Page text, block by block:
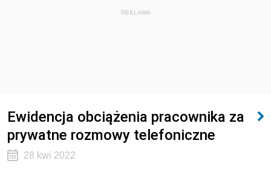
REKLAMA
Ewidencja obciążenia pracownika za
prywatne rozmowy telefoniczne
28 kwi 2022